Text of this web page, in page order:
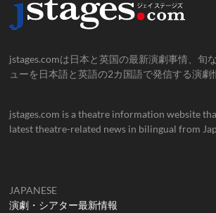
jstages.comは日本と英国の最新演劇事情、旬
ューを日本語と英語の2カ国語で発信する演劇
jstages.com is a theatre information website
latest theatre-related news in bilingual from
JAPANESE
演劇・シアター最新情報